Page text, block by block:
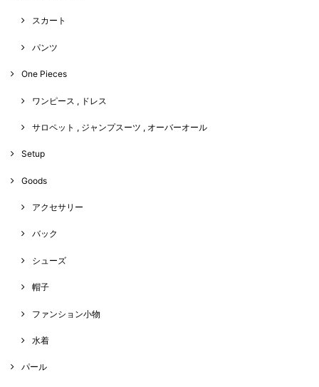
スカート
パンツ
One Pieces
ワンピース , ドレス
サロペット , ジャンプスーツ , オーバーオール
Setup
Goods
アクセサリー
バック
シューズ
帽子
ファンション小物
水着
パール